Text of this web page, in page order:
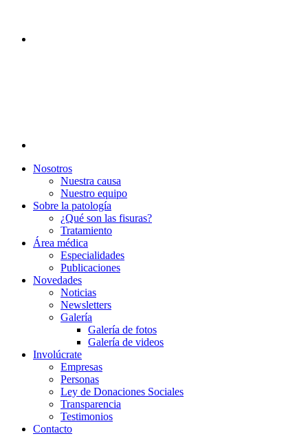
Nosotros
Nuestra causa
Nuestro equipo
Sobre la patología
¿Qué son las fisuras?
Tratamiento
Área médica
Especialidades
Publicaciones
Novedades
Noticias
Newsletters
Galería
Galería de fotos
Galería de videos
Involúcrate
Empresas
Personas
Ley de Donaciones Sociales
Transparencia
Testimonios
Contacto